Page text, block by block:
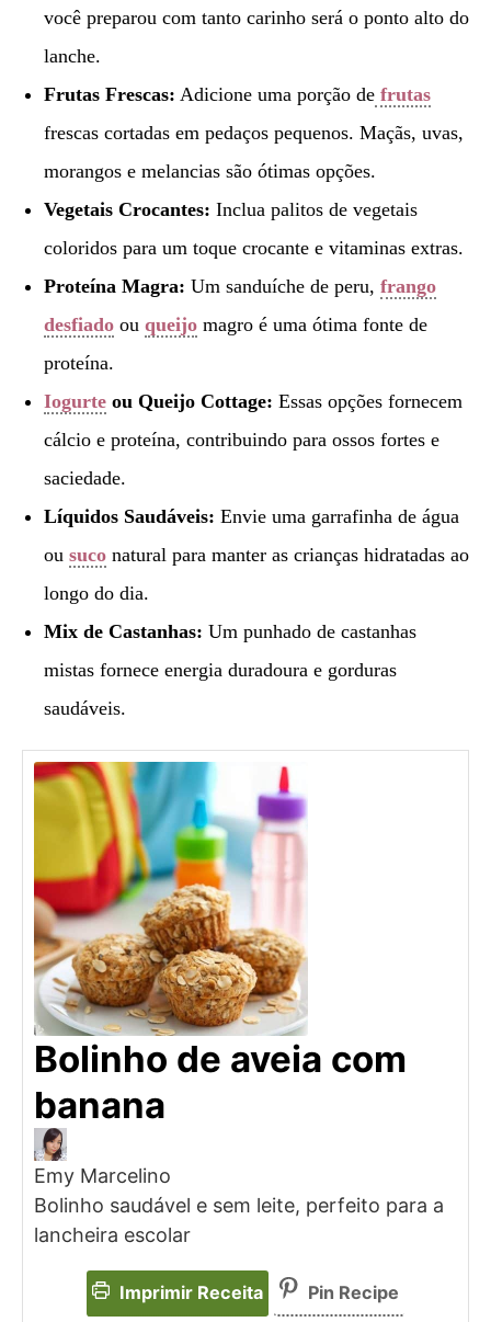
você preparou com tanto carinho será o ponto alto do
lanche.
Frutas Frescas: Adicione uma porção de frutas
frescas cortadas em pedaços pequenos. Maçãs, uvas,
morangos e melancias são ótimas opções.
Vegetais Crocantes: Inclua palitos de vegetais
coloridos para um toque crocante e vitaminas extras.
Proteína Magra: Um sanduíche de peru, frango
desfiado ou queijo magro é uma ótima fonte de
proteína.
Iogurte ou Queijo Cottage: Essas opções fornecem
cálcio e proteína, contribuindo para ossos fortes e
saciedade.
Líquidos Saudáveis: Envie uma garrafinha de água
ou suco natural para manter as crianças hidratadas ao
longo do dia.
Mix de Castanhas: Um punhado de castanhas
mistas fornece energia duradoura e gorduras
saudáveis.
Bolinho de aveia com
banana
Emy Marcelino
Bolinho saudável e sem leite, perfeito para a
lancheira escolar
Imprimir Receita Pin Recipe